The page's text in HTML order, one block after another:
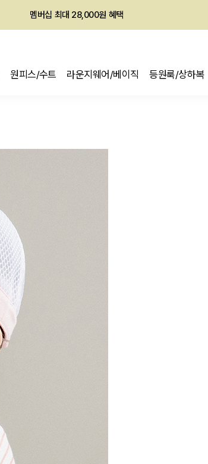
회원전용 아울렛, 가입하면 ~60% 할인!
원피스/수트 라운지웨어/베이직 등원룩/상하복